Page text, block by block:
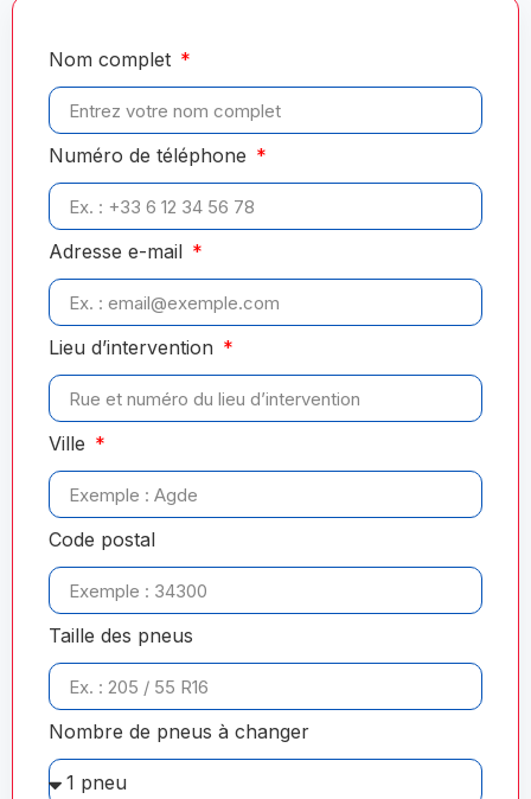
Nom complet
Numéro de téléphone
Adresse e-mail
Lieu d’intervention
Ville
Code postal
Taille des pneus
Nombre de pneus à changer